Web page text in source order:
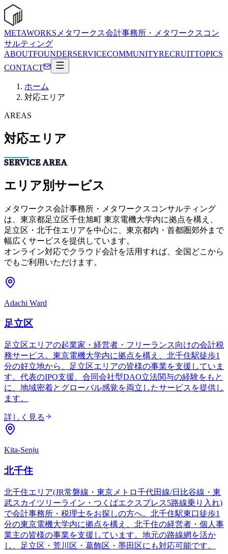
METAWORKS メタワークス会計事務所・メタワークスコン
サルティング
ABOUTFOUNDERSERVICECOMMUNITYRECRUITTOPICS
CONTACT
ホーム
対応エリア
AREAS
対応エリア
SERVICE AREA
エリア別サービス
メタワークス会計事務所・メタワークスコンサルティング
は、東京都足立区千住旭町 東京電機大学内に拠点を構え、
足立区・北千住エリアを中心に、東京都内・首都圏郊外まで
幅広くサービスを提供しています。
オンライン対応でクラウド会計を活用すれば、全国どこから
でもご利用いただけます。
Adachi Ward
足立区
足立区エリアの起業家・経営者・フリーランス向けの会計税
務サービス。東京電機大学内に拠点を構え、北千住駅徒歩1
分の好立地から、足立区エリアの皆様の事業を支援していま
す。代表のIPO支援、合同会社型DAO立法関与の経験をもと
に、地域密着とグローバル感覚を両立したサービスを提供し
ます。
詳しく見る
Kita-Senju
北千住
北千住エリア(JR常磐線・東京メトロ千代田線/日比谷線・東
武スカイツリーライン・つくばエクスプレス5路線乗り入れ)
で会計事務所・税理士をお探しの方へ。北千住駅東口徒歩1
分の東京電機大学内に拠点を構え、北千住の経営者・個人事
業主の皆様の事業を支援しています。地元の路線網を活か
し、足立区・荒川区・葛飾区・墨田区にも対応可能です。